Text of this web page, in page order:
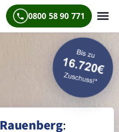
0800 58 90 771
Rauenberg: